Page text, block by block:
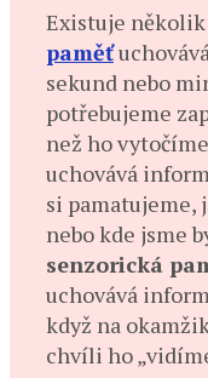
Existuje
paměť
sekund nebo
potřebujeme
než ho
uchovává
si pamatujeme,
nebo kde jsme
senzorická
uchovává
když na
chvíli ho